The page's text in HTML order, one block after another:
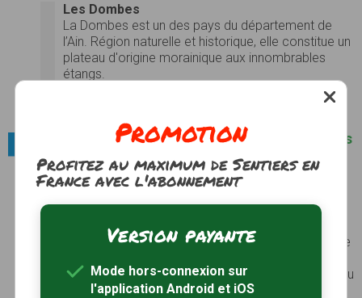
Les Dombes
La Dombes est un des pays du département de
l’Ain. Région naturelle et historique, elle constitue un
plateau d'origine morainique aux innombrables
étangs.
Villes et villages / Parmi les plus beaux villages
de France
Oingt
est l’un des joyaux du "Pays des pierres dorées".
De son passé médiéval, la cité a conservé
l’ancienne chapelle du château, la porte fortifiée de
panorama exceptionnel sur la vallée d’Azergues. Au
coeur du village, les maisons aux façades jaunes
Promotion
Profitez au maximum de Sentiers en
France avec l'abonnement
Version payante
Mode hors-connexion sur
l'application Android et iOS